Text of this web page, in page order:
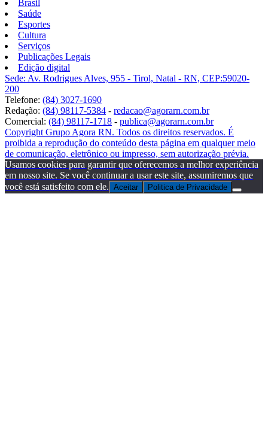
Brasil
Saúde
Esportes
Cultura
Serviços
Publicações Legais
Edição digital
Sede: Av. Rodrigues Alves, 955 - Tirol, Natal - RN, CEP:59020-
200
Telefone: (84) 3027-1690
Redação: (84) 98117-5384 - redacao@agorarn.com.br
Comercial: (84) 98117-1718 - publica@agorarn.com.br
Copyright Grupo Agora RN. Todos os direitos reservados. É
proibida a reprodução do conteúdo desta página em qualquer meio
de comunicação, eletrônico ou impresso, sem autorização prévia.
Usamos cookies para garantir que oferecemos a melhor experiência
em nosso site. Se você continuar a usar este site, assumiremos que
você está satisfeito com ele. Aceitar Politica de Privacidade